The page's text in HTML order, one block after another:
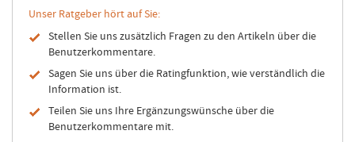
Unser Ratgeber hört auf Sie:
Stellen Sie uns zusätzlich Fragen zu den Artikeln über die
Benutzerkommentare.
Sagen Sie uns über die Ratingfunktion, wie verständlich die
Information ist.
Teilen Sie uns Ihre Ergänzungswünsche über die
Benutzerkommentare mit.